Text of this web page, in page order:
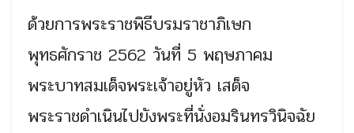
ด้วยการพระราชพิธีบรมราชาภิเษก
พุทธศักราช 2562 วันที่ 5 พฤษภาคม
พระบาทสมเด็จพระเจ้าอยู่หัว เสด็จ
พระราชดำเนินไปยังพระที่นั่งอมรินทรวินิจฉัย